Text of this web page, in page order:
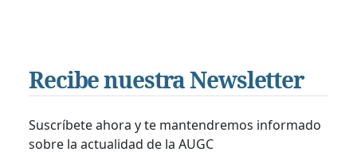
Recibe nuestra Newsletter
Suscríbete ahora y te mantendremos informado
sobre la actualidad de la AUGC